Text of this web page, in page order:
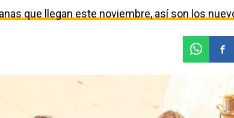
que llegan este noviembre, así son los